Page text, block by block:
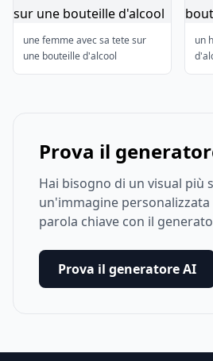
une femme avec sa tete sur
une bouteille d'alcool
un
Prova il
Hai bisogno di un visual più
un'immagine
parola chiave con il
Prova il generatore AI